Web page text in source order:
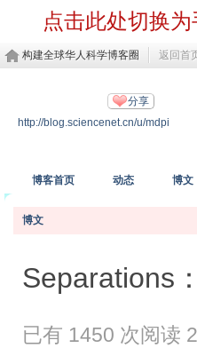
点击此处切换
构建全球华人科学博客圈 返回首
分享
http://blog.sciencenet.cn/u/mdpi
博客首页 动态 博文
博文
Separations
已有 1450 次阅读